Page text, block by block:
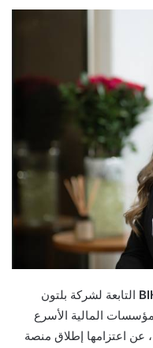
التابعة لشركة بلتون
المالية الأسرع
عن اعتزامها إطلاق منصة